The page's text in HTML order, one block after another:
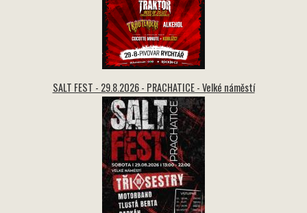
SALT FEST - 29.8.2026 - PRACHATICE - Velké náměstí